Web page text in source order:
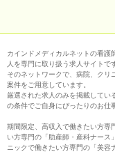
カインドメディカルネットの看護
人を専門に取り扱う求人サイト
そのネットワークで、病院、クリ
案件をご用意しています。
厳選された求人のみを掲載してい
の条件でご自身にぴったりのお仕
期間限定、高収入で働きたい方専
い方専門の「助産師・産科ナース
ニックで働きたい方専門の「美